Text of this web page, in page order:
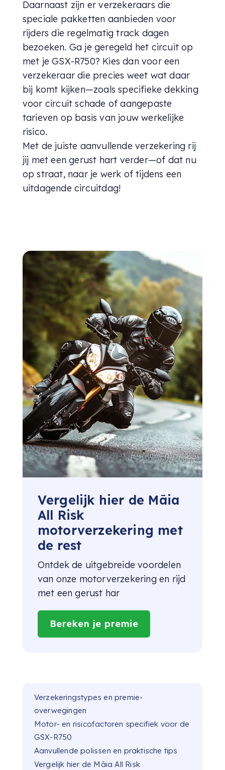
Daarnaast zijn er verzekeraars die
speciale pakketten aanbieden voor
rijders die regelmatig track dagen
bezoeken. Ga je geregeld het circuit op
met je GSX-R750? Kies dan voor een
verzekeraar die precies weet wat daar
bij komt kijken—zoals specifieke dekking
voor circuit schade of aangepaste
tarieven op basis van jouw werkelijke
risico.
Met de juiste aanvullende verzekering rij
jij met een gerust hart verder—of dat nu
op straat, naar je werk of tijdens een
uitdagende circuitdag!
Vergelijk hier de Māia
All Risk
motorverzekering met
de rest
Ontdek de uitgebreide voordelen
van onze motorverzekering en rijd
met een gerust har
Bereken je premie
Verzekeringstypes en premie-
overwegingen
Motor- en risicofactoren specifiek voor de
GSX-R750
Aanvullende polissen en praktische tips
Vergelijk hier de Māia All Risk